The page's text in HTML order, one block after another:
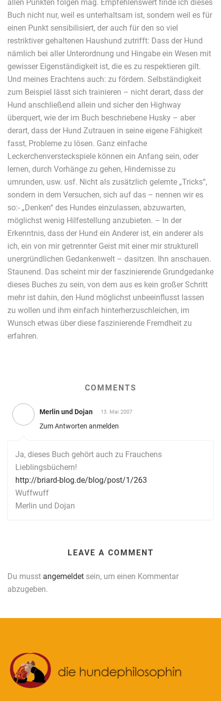
allen Punkten folgen mag. Empfehlenswert finde ich dieses
Buch nicht nur, weil es unterhaltsam ist, sondern weil es für
einen Punkt sensibilisiert, der auch für den so viel
restriktiver gehaltenen Haushund zutrifft: Dass der Hund
nämlich bei aller Unterordnung und Hingabe ein Wesen mit
gewisser Eigenständigkeit ist, die es zu respektieren gilt.
Und meines Erachtens auch: zu fördern. Selbständigkeit
zum Beispiel lässt sich trainieren – nicht derart, dass der
Hund anschließend allein und sicher den Highway
überquert, wie der im Buch beschriebene Husky – aber
derart, dass der Hund Zutrauen in seine eigene Fähigkeit
fasst, Probleme zu lösen. Ganz einfache
Leckerchenversteckspiele können ein Anfang sein, oder
lernen, durch Vorhänge zu gehen, Hindernisse zu
umrunden, usw. usf. Nicht als zusätzlich gelernte „Tricks“,
sondern in dem Versuchen, sich auf das – nennen wir es
so:- „Denken“ des Hundes einzulassen, abzuwarten,
möglichst wenig Hilfestellung anzubieten. – In der
Erkenntnis, dass der Hund ein Anderer ist, ein anderer als
ich, ein von mir getrennter Geist mit einer mir strukturell
unergründlichen Gedankenwelt – dasitzen. Ihn anschauen.
Staunend. Das scheint mir der faszinierende Grundgedanke
dieses Buches zu sein, von dem aus es kein großer Schritt
mehr ist dahin, den Hund möglichst unbeeinflusst lassen
zu wollen und ihm einfach hinterherzuschleichen, im
Wunsch etwas über diese faszinierende Fremdheit zu
erfahren.
COMMENTS
Merlin und Dojan 13. Mai 2007
Zum Antworten anmelden
Ja, dieses Buch gehört auch zu Frauchens
Lieblingsbüchern!
http://briard-blog.de/blog/post/1/263
Wuffwuff
Merlin und Dojan
LEAVE A COMMENT
Du musst angemeldet sein, um einen Kommentar
abzugeben.